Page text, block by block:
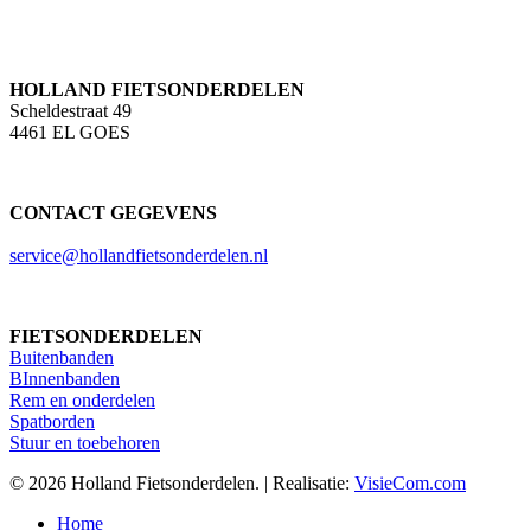
HOLLAND FIETSONDERDELEN
Scheldestraat 49
4461 EL GOES
CONTACT GEGEVENS
service@hollandfietsonderdelen.nl
FIETSONDERDELEN
Buitenbanden
BInnenbanden
Rem en onderdelen
Spatborden
Stuur en toebehoren
© 2026 Holland Fietsonderdelen. | Realisatie: VisieCom.com
Close
Home